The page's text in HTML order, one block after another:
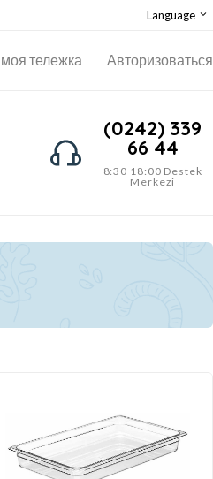
Language
моя тележка Авторизоваться
(0242) 339
66 44
8:30 18:00 Destek
Merkezi